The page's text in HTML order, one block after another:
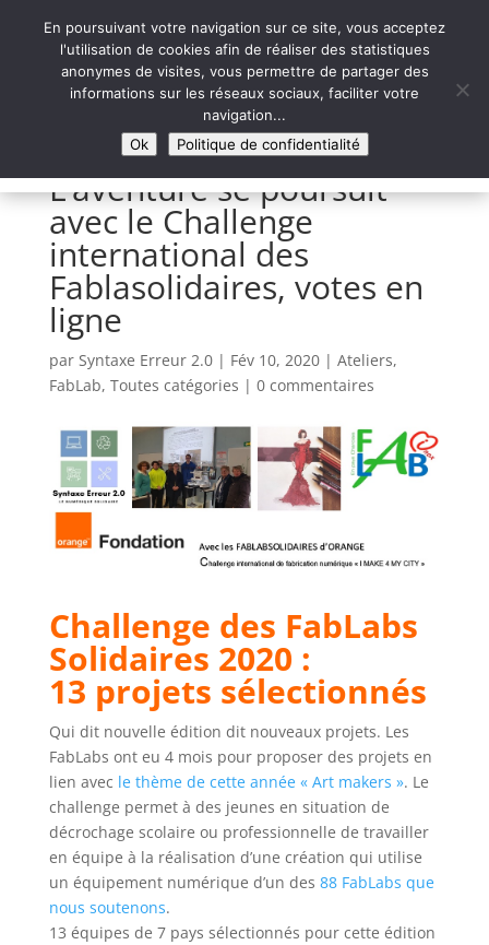
Syntaxe Erreur 2.0
LE NUMÉRIQUE SOLIDAIRE
L’aventure se poursuit
avec le Challenge
international des
Fablasolidaires, votes en
ligne
par Syntaxe Erreur 2.0| Fév 10, 2020| Ateliers,
FabLab, Toutes catégories | 0 commentaires
Challenge des FabLabs
Solidaires 2020 :
13 projets sélectionnés
Qui dit nouvelle édition dit nouveaux projets. Les
FabLabs ont eu 4 mois pour proposer des projets en
lien avec le thème de cette année « Art makers ». Le
challenge permet à des jeunes en situation de
décrochage scolaire ou professionnelle de travailler
en équipe à la réalisation d’une création qui utilise
un équipement numérique d’un des 88 FabLabs que
nous soutenons.
13 équipes de 7 pays sélectionnés pour cette édition
En poursuivant votre navigation sur ce site, vous acceptez
l'utilisation de cookies afin de réaliser des statistiques
anonymes de visites, vous permettre de partager des
informations sur les réseaux sociaux, faciliter votre
navigation...
Ok
Politique de confidentialité